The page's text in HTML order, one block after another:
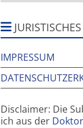
war
IMPRESSUM
Disclaimer: Die
ich aus der